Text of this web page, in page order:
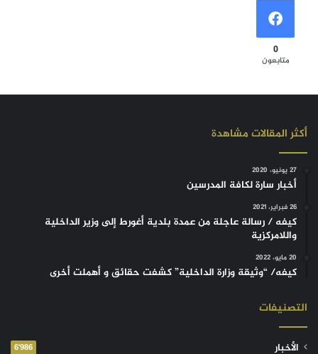
0
متابعون
أكثر المقالات مشاهدة
27 يونيو، 2020
أخبار سارة لكافة المدرسين
26 فبراير، 2021
كيفه / رسالة عاجلة من عمدة بلدية أغورط إلى وزير الداخلية
واللامركزية
20 مايو، 2022
كيفه/ “وثيقة وزارة الداخلية” كشفت حقائق و أهملت أخرى
التصنيفات
الأخبار 6٬986